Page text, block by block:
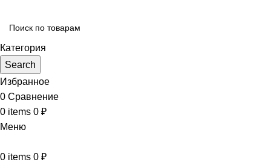
Категория
Search
Избранное
0 Сравнение
0 items 0 ₽
Меню
0 items 0 ₽